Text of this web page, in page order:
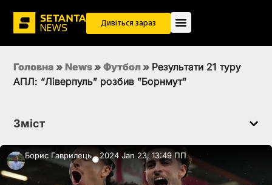
Дивіться зараз
Головна » News » Футбол » Результати 21 туру
АПЛ: “Ліверпуль” розбив ”Борнмут”
Зміст
Борис Гаврилець●2024 Jan 23, 13:49 ПП